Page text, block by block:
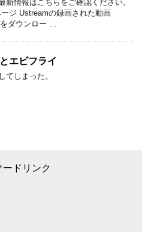
新情報はこちらをご確認ください。
ジ Ustreamの録画された動画
をダウンロー …
エビフライ
てしまった。
ードリンク